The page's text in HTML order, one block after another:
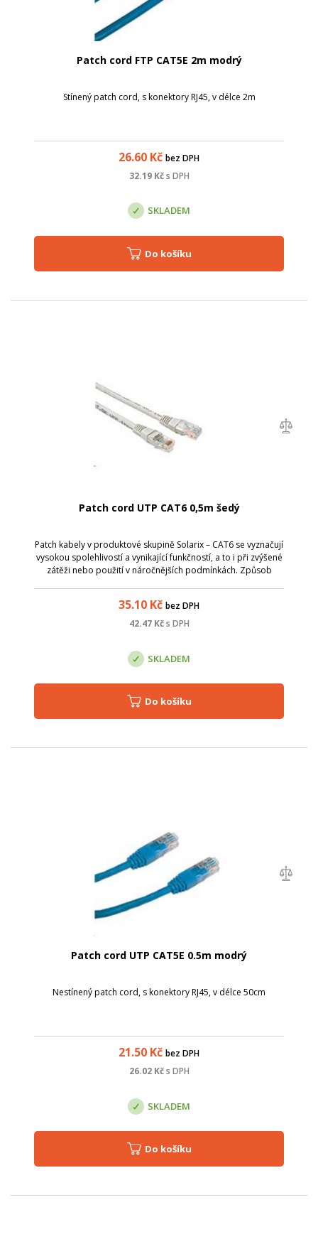
Patch cord FTP CAT5E 2m modrý
Stínený patch cord, s konektory RJ45, v délce 2m
26.60 Kč bez DPH
32.19Kč s DPH
SKLADEM
Do košíku
Patch cord UTP CAT6 0,5m šedý
Patch kabely v produktové skupině Solarix – CAT6 se vyznačují
vysokou spolehlivostí a vynikající funkčností, a to i při zvýšené
zátěži nebo použití v náročnějších podmínkách. Způsob
35.10 Kč bez DPH
42.47Kč s DPH
SKLADEM
Do košíku
Patch cord UTP CAT5E 0.5m modrý
Nestínený patch cord, s konektory RJ45, v délce 50cm
21.50 Kč bez DPH
26.02Kč s DPH
SKLADEM
Do košíku